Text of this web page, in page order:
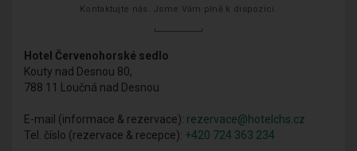
Kontaktujte nás. Jsme Vám plně k dispozici.
Hotel Červenohorské sedlo
Kouty nad Desnou 80,
788 11 Loučná nad Desnou
E-mail (informace & rezervace): rezervace@hotelchs.cz
Tel. číslo (rezervace & recepce): +420 724 363 234